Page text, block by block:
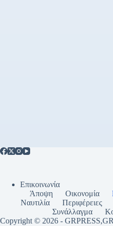
Επικοινωνία
Άποψη
Οικονομία
Ναυτιλία
Περιφέρειες
Συνάλλαγμα
Copyright © 2026 - GRPRESS,GR